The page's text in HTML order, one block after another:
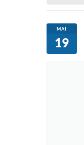
MAI
19